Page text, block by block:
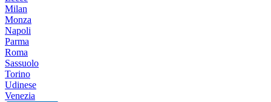
Milan
Monza
Napoli
Parma
Roma
Sassuolo
Torino
Udinese
Venezia